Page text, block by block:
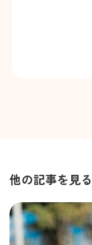
他の記事を見る